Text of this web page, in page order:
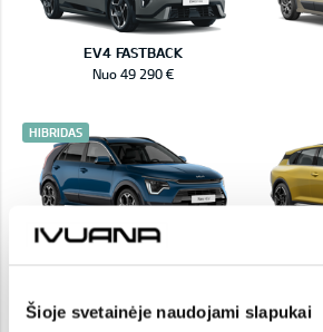
Šioje svetainėje naudojami slapukai
EV4 FASTBACK
Nuo 49 290 €
NIRO HEV
HIBRIDAS
NAUJIENA ELEKTRA